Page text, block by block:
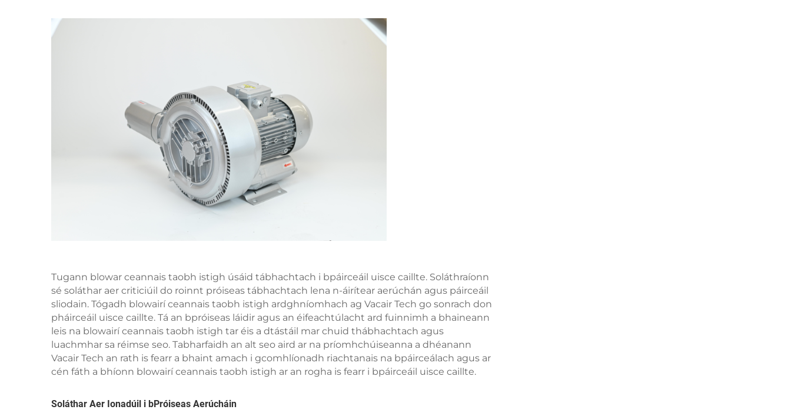
Tugann blowar ceannais taobh istigh úsáid tábhachtach i bpáirceáil uisce caillte. Soláthraíonn
sé soláthar aer criticiúil do roinnt próiseas tábhachtach lena n-áirítear aerúchán agus páirceáil
sliodain. Tógadh blowairí ceannais taobh istigh ardghníomhach ag Vacair Tech go sonrach don
pháirceáil uisce caillte. Tá an bpróiseas láidir agus an éifeachtúlacht ard fuinnimh a bhaineann
leis na blowairí ceannais taobh istigh tar éis a dtástáil mar chuid thábhachtach agus
luachmhar sa réimse seo. Tabharfaidh an alt seo aird ar na príomhchúiseanna a dhéanann
Vacair Tech an rath is fearr a bhaint amach i gcomhlíonadh riachtanais na bpáirceálach agus ar
cén fáth a bhíonn blowairí ceannais taobh istigh ar an rogha is fearr i bpáirceáil uisce caillte.
Soláthar Aer Ionadúil i bPróiseas Aerúcháin